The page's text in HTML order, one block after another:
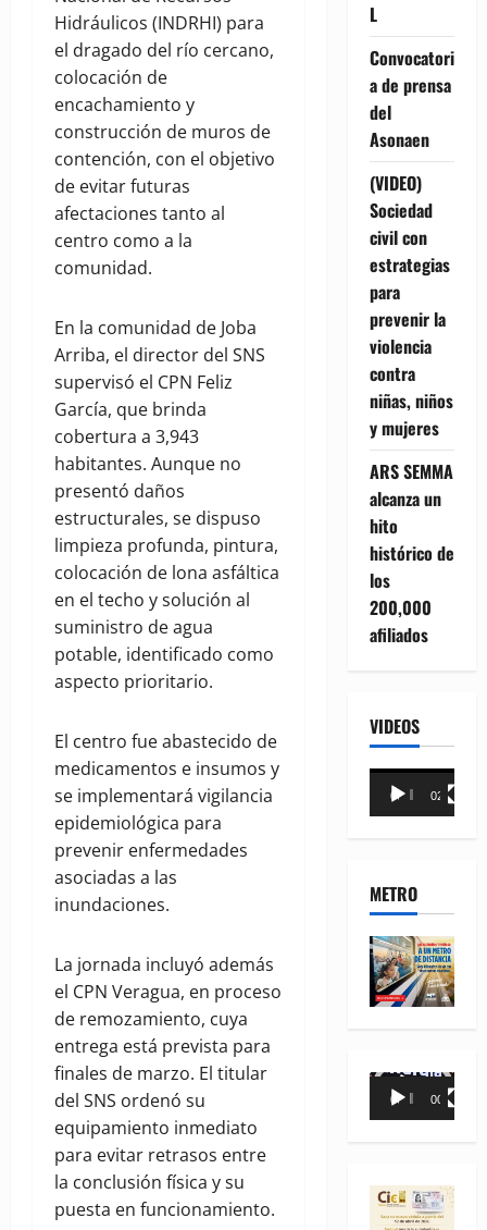
Hidráulicos (INDRHI) para
el dragado del río cercano,
colocación de
encachamiento y
construcción de muros de
contención, con el objetivo
de evitar futuras
afectaciones tanto al
centro como a la
comunidad.
En la comunidad de Joba
Arriba, el director del SNS
supervisó el CPN Feliz
García, que brinda
cobertura a 3,943
habitantes. Aunque no
presentó daños
estructurales, se dispuso
limpieza profunda, pintura,
colocación de lona asfáltica
en el techo y solución al
suministro de agua
potable, identificado como
aspecto prioritario.
El centro fue abastecido de
medicamentos e insumos y
se implementará vigilancia
epidemiológica para
prevenir enfermedades
asociadas a las
inundaciones.
La jornada incluyó además
el CPN Veragua, en proceso
de remozamiento, cuya
entrega está prevista para
finales de marzo. El titular
del SNS ordenó su
equipamiento inmediato
para evitar retrasos entre
la conclusión física y su
puesta en funcionamiento.
L
Convocatori
a de prensa
del
Asonaen
(VIDEO)
Sociedad
civil con
estrategias
para
prevenir la
violencia
contra
niñas, niños
y mujeres
ARS SEMMA
alcanza un
hito
histórico de
los
200,000
afiliados
VIDEOS
Reproductor
00:00 02:18
METRO
Reproductor
00:00 00:35